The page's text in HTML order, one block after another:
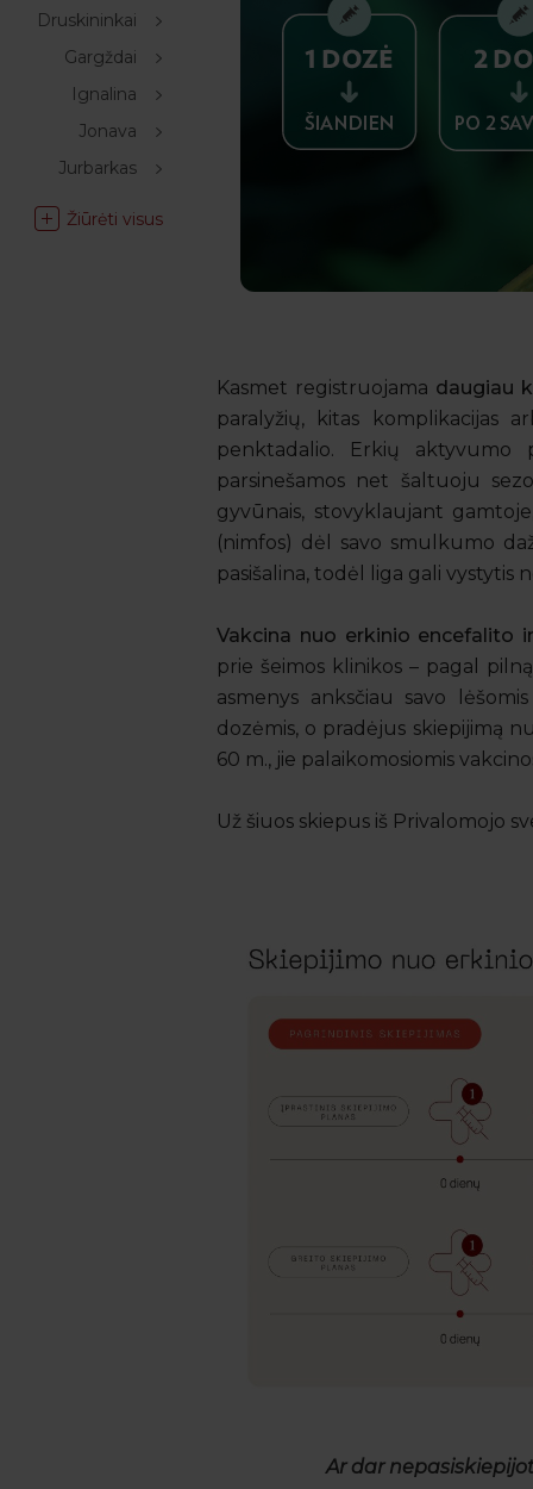
Druskininkai
Gargždai
Ignalina
Jonava
Jurbarkas
Žiūrėti visus
Kasmet registruojama daugiau
paralyžių, kitas komplikacijas
penktadalio. Erkių aktyvumo
parsinešamos net šaltuoju
gyvūnais, stovyklaujant
(nimfos) dėl savo smulkumo
pasišalina, todėl liga gali vystytis
Vakcina nuo erkinio encefalito
prie šeimos klinikos – pagal
asmenys anksčiau savo
dozėmis, o pradėjus skiepijimą
60 m., jie palaikomosiomis
Už šiuos skiepus iš Privalomojo
Ar dar